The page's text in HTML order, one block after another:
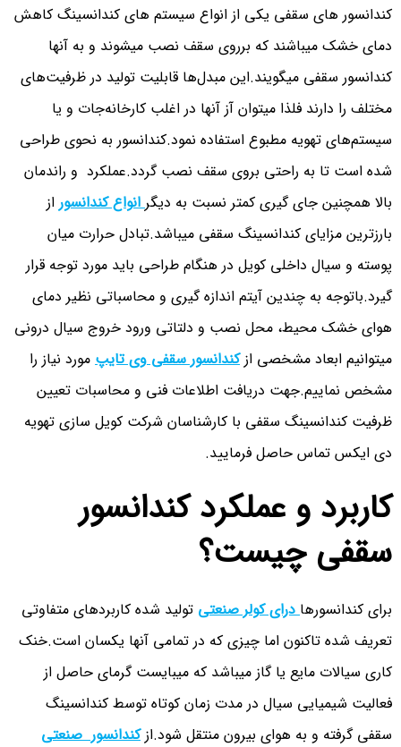
کندانسور های سقفی یکی از انواع سیستم های کندانسینگ کاهش
دمای خشک میباشند که برروی سقف نصب میشوند و به آنها
کندانسور سقفی میگویند.این مبدل‌ها قابلیت تولید در ظرفیت‌های
مختلف را دارند فلذا میتوان آز آنها در اغلب کارخانه‌جات و یا
سیستم‌های تهویه مطبوع استفاده نمود.کندانسور به نحوی طراحی
شده است تا به راحتی بروی سقف نصب گردد.عملکرد و راندمان
بالا همچنین جای گیری کمتر نسبت به دیگرانواع کندانسوراز
بارزترین مزایای کندانسینگ سقفی میباشد.تبادل حرارت میان
پوسته و سیال داخلی کویل در هنگام طراحی باید مورد توجه قرار
گیرد.باتوجه به چندین آیتم اندازه گیری و محاسباتی نظیر دمای
هوای خشک محیط، محل نصب و دلتاتی ورود خروج سیال درونی
میتوانیم ابعاد مشخصی ازکندانسور سقفی وی تایپ مورد نیاز را
مشخص نماییم.جهت دریافت اطلاعات فنی و محاسبات تعیین
ظرفیت کندانسینگ سقفی با کارشناسان شرکت کویل سازی تهویه
دی ایکس تماس حاصل فرمایید.
کاربرد و عملکرد کندانسور
سقفی چیست؟
برای کندانسورهادرای کولر صنعتی تولید شده کاربردهای متفاوتی
تعریف شده تاکنون اما چیزی که در تمامی آنها یکسان است.خنک
کاری سیالات مایع یا گاز میباشد که میبایست گرمای حاصل از
فعالیت شیمیایی سیال در مدت زمان کوتاه توسط کندانسینگ
سقفی گرفته و به هوای بیرون منتقل شود.ازکندانسور صنعتی